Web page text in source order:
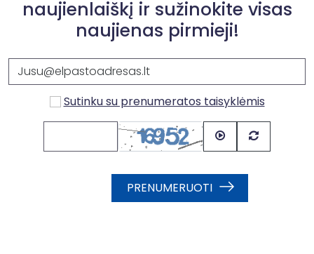
naujienlaiškį ir sužinokite visas
naujienas pirmieji!
Sutinku su prenumeratos taisyklėmis
PRENUMERUOTI